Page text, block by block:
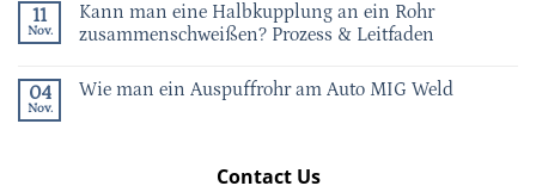
11
Nov.
Kann man eine Halbkupplung an ein Rohr
zusammenschweißen? Prozess & Leitfaden
04
Nov.
Wie man ein Auspuffrohr am Auto MIG Weld
Contact Us